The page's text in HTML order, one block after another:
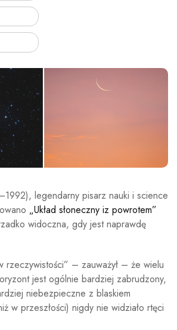
legendarny pisarz nauki i science
„Układ słoneczny iz powrotem”
widoczna, gdy jest naprawdę
rzeczywistości” – zauważył – że wielu
jest ogólnie bardziej zabrudzony,
niebezpieczne z blaskiem
w przeszłości) nigdy nie widziało rtęci